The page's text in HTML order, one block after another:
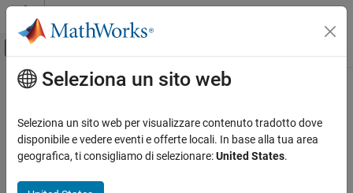
Vai al contenuto
Attiva/disattiva menu di navigazione
Pagina iniziale della documentazione
ROS Toolbox
Specialized Messages
Contenuto principale
rosReadLidarScan
Display lidar scan or point cloud from ROS or ROS 2 message
structure
collapse all in page
Seleziona un sito web
Seleziona un sito web per visualizzare contenuto tradotto dove
disponibile e vedere eventi e offerte locali. In base alla tua area
geografica, ti consigliamo di selezionare:United States.